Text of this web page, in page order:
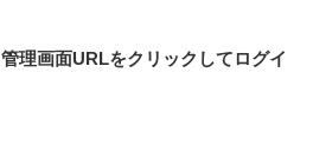
管理画面URLをクリックしてログイ